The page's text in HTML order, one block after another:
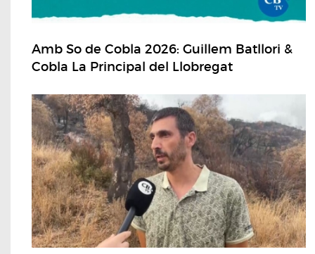
Amb So de Cobla 2026: Guillem Batllori &
Cobla La Principal del Llobregat